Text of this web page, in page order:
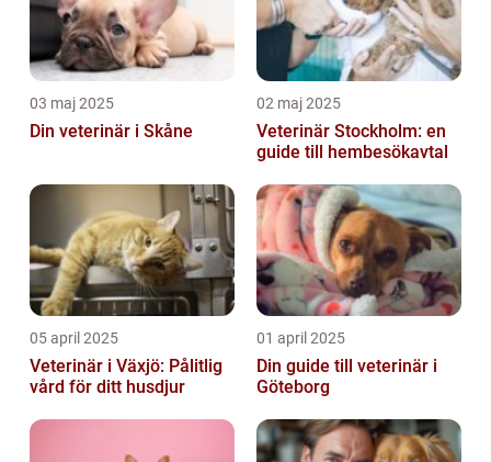
03 maj 2025
Din veterinär i Skåne
02 maj 2025
Veterinär Stockholm: en
guide till hembesökavtal
05 april 2025
Veterinär i Växjö: Pålitlig
vård för ditt husdjur
01 april 2025
Din guide till veterinär i
Göteborg